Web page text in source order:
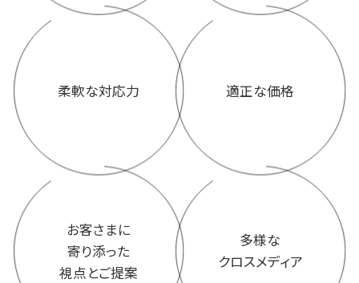
柔軟な対応力 適正な価格
お客さまに
寄り添った
視点とご提案
多様な
クロスメディア